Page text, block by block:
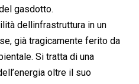
gasdotto.
dellinfrastruttura in un
già tragicamente ferito da
Si tratta di una
oltre il suo